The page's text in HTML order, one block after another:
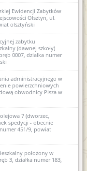
ewidencyjnej
jej do wez I AZP
ewidencji
archeologicznego
13 AZP 26-68/9
ewidencji
archeologicznego
14 AZP 26-68/10
ewidencji
archeologicznego
14 AZP 26-69/69
ewidencji
archeologicznego
I AZP 26-68/1
Ewidencji Zabytków
Olsztyn, ul.
olsztyński
zabytku
(dawnej szkoły)
0007, działka numer
administracyjnego w
powierzchniowych
obwodnicy Pisza w
7 (dworzec,
spedycji - obecnie
451/9, powiat
położony w
3, działka numer 183,